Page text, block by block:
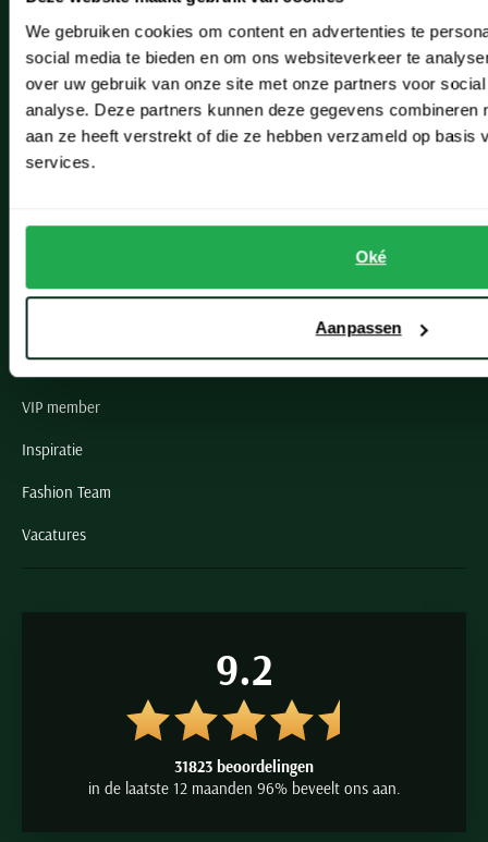
We gebruiken cookies om content en advertenties te
social media te bieden en om ons websiteverkeer te
over uw gebruik van onze site met onze partners voor
analyse. Deze partners kunnen deze gegevens combineren
aan ze heeft verstrekt of die ze hebben verzameld op basis
services.
Oké
Aanpassen
Leiderdorp
Lisse
Noordwijk
Oegstgeest
Paul & Shark specialist
VIP member
Inspiratie
Fashion Team
Vacatures
9.2
31823 beoordelingen
in de laatste 12 maanden 96% beveelt ons aan.